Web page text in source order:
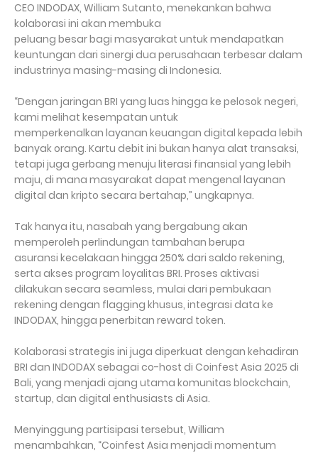
CEO INDODAX, William Sutanto, menekankan bahwa
kolaborasi ini akan membuka
peluang besar bagi masyarakat untuk mendapatkan
keuntungan dari sinergi dua perusahaan terbesar dalam
industrinya masing-masing di Indonesia.
“Dengan jaringan BRI yang luas hingga ke pelosok negeri,
kami melihat kesempatan untuk
memperkenalkan layanan keuangan digital kepada lebih
banyak orang. Kartu debit ini bukan hanya alat transaksi,
tetapi juga gerbang menuju literasi finansial yang lebih
maju, di mana masyarakat dapat mengenal layanan
digital dan kripto secara bertahap,” ungkapnya.
Tak hanya itu, nasabah yang bergabung akan
memperoleh perlindungan tambahan berupa
asuransi kecelakaan hingga 250% dari saldo rekening,
serta akses program loyalitas BRI. Proses aktivasi
dilakukan secara seamless, mulai dari pembukaan
rekening dengan flagging khusus, integrasi data ke
INDODAX, hingga penerbitan reward token.
Kolaborasi strategis ini juga diperkuat dengan kehadiran
BRI dan INDODAX sebagai co-host di Coinfest Asia 2025 di
Bali, yang menjadi ajang utama komunitas blockchain,
startup, dan digital enthusiasts di Asia.
Menyinggung partisipasi tersebut, William
menambahkan, “Coinfest Asia menjadi momentum